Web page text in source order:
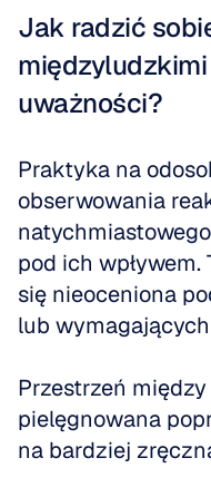
Jak radzić
uważności?
Praktyka na
obserwowania
pod ich
się nieoceniona
lub
Przestrzeń
pielęgnowana
na bardziej